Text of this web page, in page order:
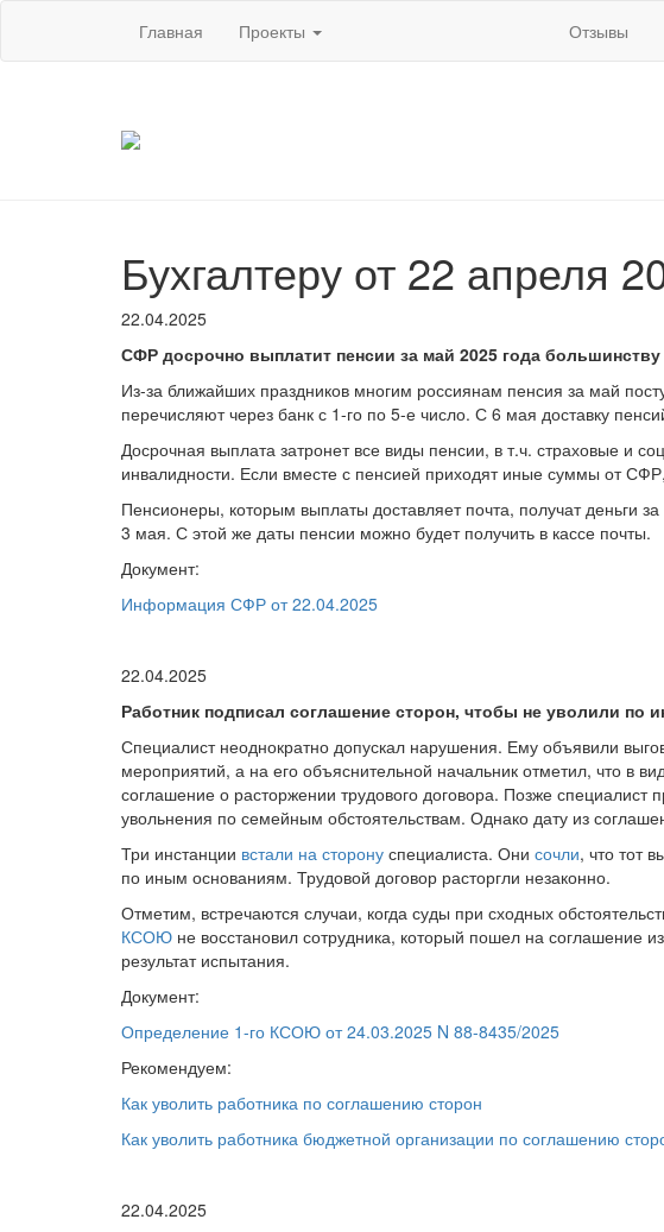
Главная Проекты Отзывы
Бухгалтеру от 22 апреля
22.04.2025
СФР досрочно выплатит пенсии за май 2025 года большинству
Из-за ближайших праздников многим россиянам пенсия за май
перечисляют через банк с 1-го по 5-е число. С 6 мая доставку
Досрочная выплата затронет все виды пенсии, в т.ч. страховые и
инвалидности. Если вместе с пенсией приходят иные суммы от
Пенсионеры, которым выплаты доставляет почта, получат деньги
3 мая. С этой же даты пенсии можно будет получить в кассе почты.
Документ:
Информация СФР от 22.04.2025
22.04.2025
Работник подписал соглашение сторон, чтобы не уволили по
Специалист неоднократно допускал нарушения. Ему объявили
мероприятий, а на его объяснительной начальник отметил, что в
соглашение о расторжении трудового договора. Позже специалист
увольнения по семейным обстоятельствам. Однако дату из
Три инстанции встали на сторону специалиста. Они сочли, что тот
по иным основаниям. Трудовой договор расторгли незаконно.
Отметим, встречаются случаи, когда суды при сходных
КСОЮ не восстановил сотрудника, который пошел на соглашение
результат испытания.
Документ:
Определение 1-го КСОЮ от 24.03.2025 N 88-8435/2025
Рекомендуем:
Как уволить работника по соглашению сторон
Как уволить работника бюджетной организации по соглашению
22.04.2025